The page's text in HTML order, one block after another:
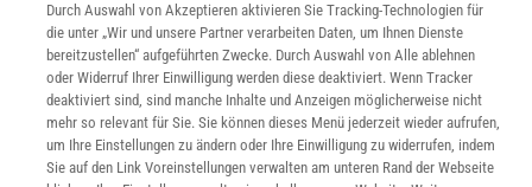
Lexika
Für Spektrum schreiben
Zugänglichkeitserklärung
WEBSEITEN
KielSCN
Wissenschaft in die Schulen
Durch Auswahl von Akzeptieren aktivieren Sie Tracking-Technologien für
die unter „Wir und unsere Partner verarbeiten Daten, um Ihnen Dienste
bereitzustellen“ aufgeführten Zwecke. Durch Auswahl von Alle ablehnen
oder Widerruf Ihrer Einwilligung werden diese deaktiviert. Wenn Tracker
deaktiviert sind, sind manche Inhalte und Anzeigen möglicherweise nicht
mehr so relevant für Sie. Sie können dieses Menü jederzeit wieder aufrufen,
um Ihre Einstellungen zu ändern oder Ihre Einwilligung zu widerrufen, indem
Sie auf den Link Voreinstellungen verwalten am unteren Rand der Webseite